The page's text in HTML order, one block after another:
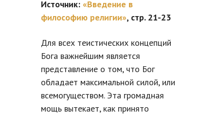
Источник: «Введение в
философию религии», стр. 21-23
Для всех теистических концепций
Бога важнейшим является
представление о том, что Бог
обладает максимальной силой, или
всемогуществом. Эта громадная
мощь вытекает, как принято